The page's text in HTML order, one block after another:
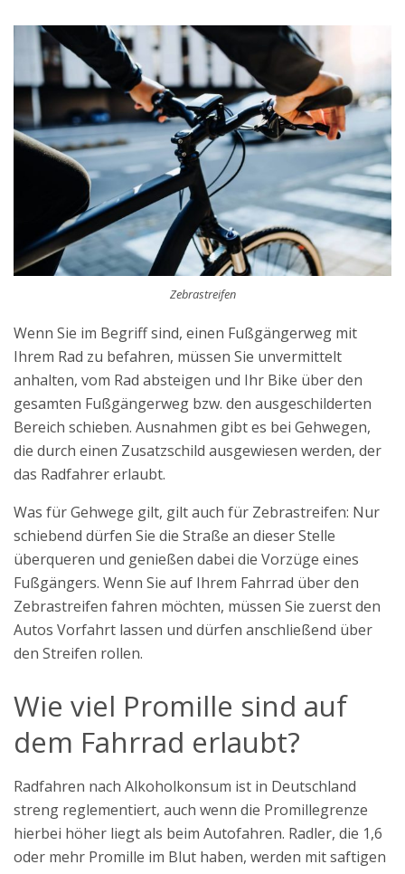
Zebrastreifen
Wenn Sie im Begriff sind, einen Fußgängerweg mit
Ihrem Rad zu befahren, müssen Sie unvermittelt
anhalten, vom Rad absteigen und Ihr Bike über den
gesamten Fußgängerweg bzw. den ausgeschilderten
Bereich schieben. Ausnahmen gibt es bei Gehwegen,
die durch einen Zusatzschild ausgewiesen werden, der
das Radfahrer erlaubt.
Was für Gehwege gilt, gilt auch für Zebrastreifen: Nur
schiebend dürfen Sie die Straße an dieser Stelle
überqueren und genießen dabei die Vorzüge eines
Fußgängers. Wenn Sie auf Ihrem Fahrrad über den
Zebrastreifen fahren möchten, müssen Sie zuerst den
Autos Vorfahrt lassen und dürfen anschließend über
den Streifen rollen.
Wie viel Promille sind auf
dem Fahrrad erlaubt?
Radfahren nach Alkoholkonsum ist in Deutschland
streng reglementiert, auch wenn die Promillegrenze
hierbei höher liegt als beim Autofahren. Radler, die 1,6
oder mehr Promille im Blut haben, werden mit saftigen